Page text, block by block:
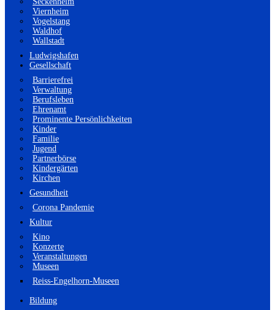
Viernheim
Vogelstang
Waldhof
Wallstadt
Ludwigshafen
Gesellschaft
Barrierefrei
Verwaltung
Berufsleben
Ehrenamt
Prominente Persönlichkeiten
Kinder
Familie
Jugend
Partnerbörse
Kindergärten
Kirchen
Gesundheit
Corona Pandemie
Kultur
Kino
Konzerte
Veranstaltungen
Museen
Reiss-Engelhorn-Museen
Bildung